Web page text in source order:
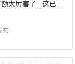
太厉害了...这已经
布